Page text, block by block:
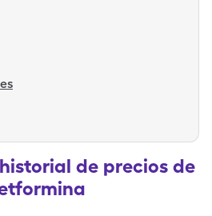
de precios de